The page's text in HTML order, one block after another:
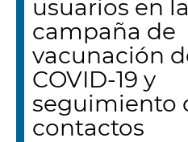
usuarios en la
campaña de
vacunación
COVID-19 y
seguimiento
contactos